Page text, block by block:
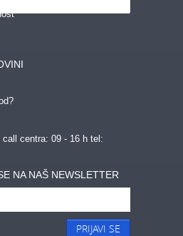
call centra: 09 - 16 h tel:
NA NAŠ NEWSLETTER
PRIJAVI SE